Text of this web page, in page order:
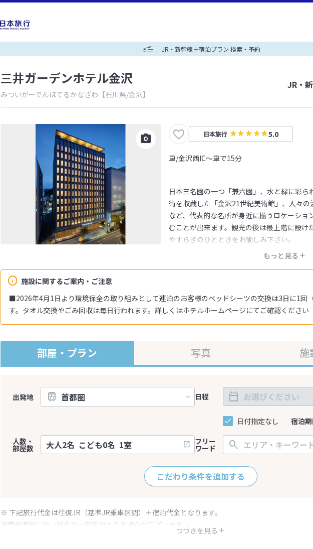
JR・新幹線＋宿泊プラン 検索・予約
三井ガーデンホテル金沢
みついがーでんほてるかなざわ 【石川県/金沢】
JR・
日本旅行 5.0
車/金沢西IC～車で15分
施設に関するご案内・ご注意
■2026年4月1日より環境保全の取り組みとして連泊のお客様のベッドシーツの交換は3日に1回
す。タオル交換やごみ回収は毎日行われます。詳しくはホテルホームページにてご確認ください
もっと見る
日本三名園の一つ「兼六園」、水と緑に彩
術を収蔵した「金沢21世紀美術館」、人々の
など、代表的な名所が身近に揃うロケーショ
むことが出来ます。観光の後は最上階に設け
やすらぎのひとときをお愉しみ下さい。
部屋・プラン 写真 施
出発地 日程
日付指定なし 宿泊
人数・
部屋数
フリー
ワード
こだわり条件を追加する
つづきを見る
※ 下記旅行代金は往復JR（基準JR乗車区間）＋宿泊代金となります。
消費税増税に伴い代金が一部変更となる場合がございます。
※ 表示されている旅行代金・プラン内容は一定時間ごとに更新されます。最終確認画面でご確認く